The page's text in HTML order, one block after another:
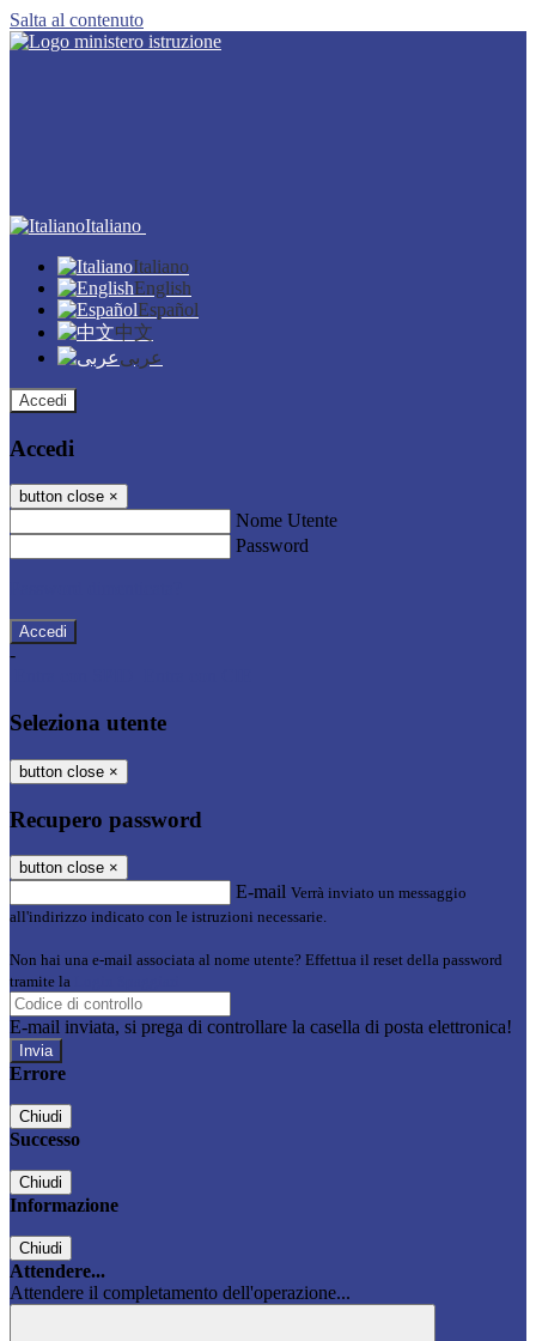
Salta al contenuto
Italiano
Italiano
English
Español
中文
عربى
Accedi
Accedi
button close ×
Nome Utente
Password
-
Seleziona utente
button close ×
Recupero password
button close ×
E-mail Verrà inviato un messaggio
all'indirizzo indicato con le istruzioni necessarie.
Non hai una e-mail associata al nome utente? Effettua il reset della password
tramite la
E-mail inviata, si prega di controllare la casella di posta elettronica!
Errore
Chiudi
Successo
Chiudi
Informazione
Chiudi
Attendere...
Attendere il completamento dell'operazione...